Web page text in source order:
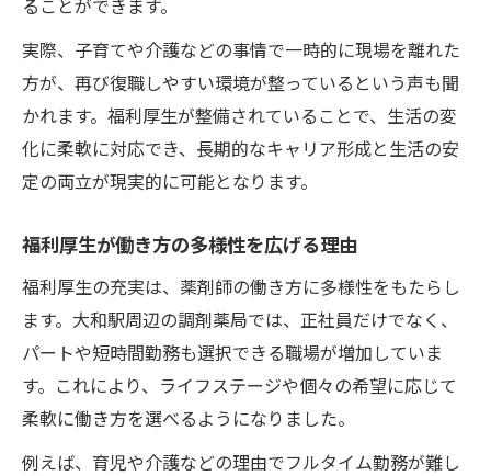
実際、子育てや介護などの事情で一時的に現場を離れた
方が、再び復職しやすい環境が整っているという声も聞
かれます。福利厚生が整備されていることで、生活の変
化に柔軟に対応でき、長期的なキャリア形成と生活の安
定の両立が現実的に可能となります。
福利厚生が働き方の多様性を広げる理由
福利厚生の充実は、薬剤師の働き方に多様性をもたらし
ます。大和駅周辺の調剤薬局では、正社員だけでなく、
パートや短時間勤務も選択できる職場が増加していま
す。これにより、ライフステージや個々の希望に応じて
柔軟に働き方を選べるようになりました。
例えば、育児や介護などの理由でフルタイム勤務が難し